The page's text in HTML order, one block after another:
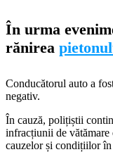
În urma
rănirea
Conducătorul auto a
negativ.
În cauză, polițiștii
infracțiunii de
cauzelor și condițiilor